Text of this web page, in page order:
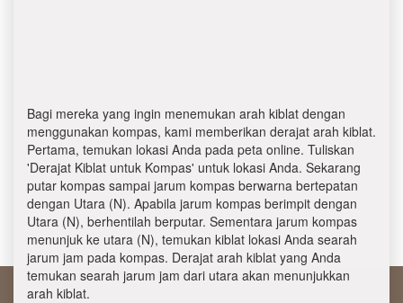
Bagi mereka yang ingin menemukan arah kiblat dengan
menggunakan kompas, kami memberikan derajat arah kiblat.
Pertama, temukan lokasi Anda pada peta online. Tuliskan
'Derajat Kiblat untuk Kompas' untuk lokasi Anda. Sekarang
putar kompas sampai jarum kompas berwarna bertepatan
dengan Utara (N). Apabila jarum kompas berimpit dengan
Utara (N), berhentilah berputar. Sementara jarum kompas
menunjuk ke utara (N), temukan kiblat lokasi Anda searah
jarum jam pada kompas. Derajat arah kiblat yang Anda
temukan searah jarum jam dari utara akan menunjukkan
arah kiblat.